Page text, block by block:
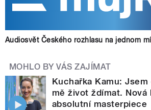
Audiosvět Českého rozhlasu na jednom
MOHLO BY VÁS ZAJÍMAT
Kuchařka Kamu:
mě život ždímat. Nová
absolutní masterpiece